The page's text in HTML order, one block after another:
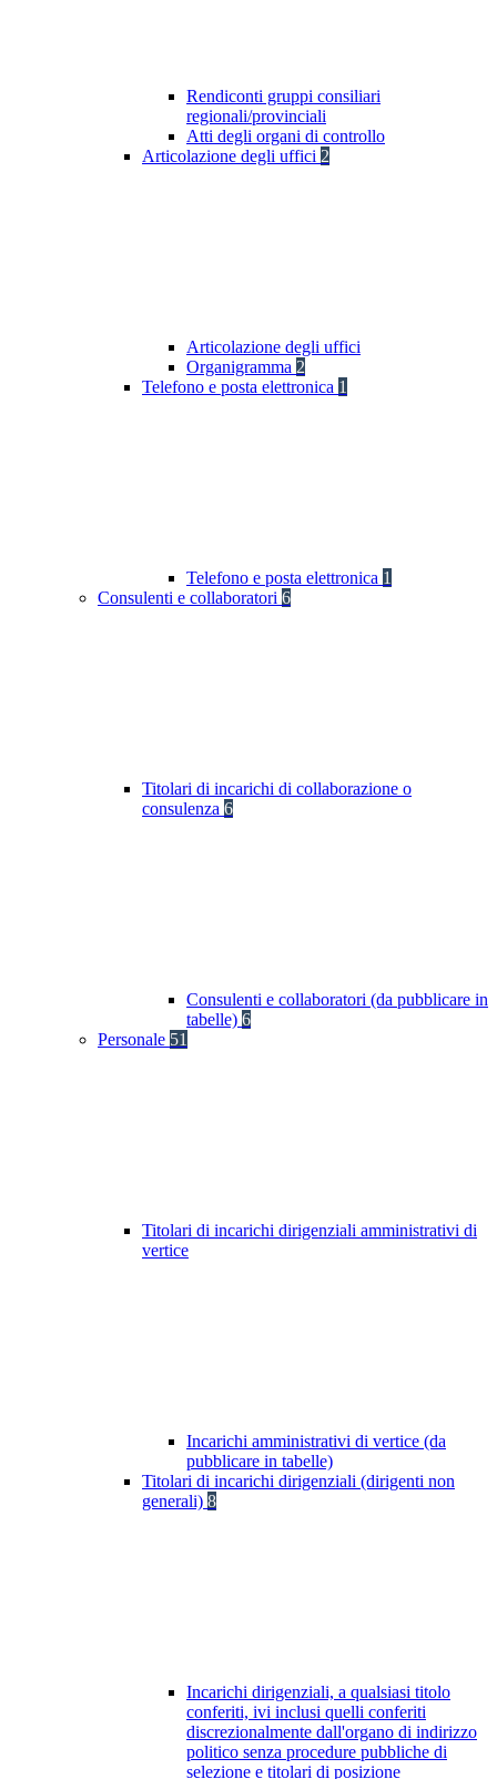
Rendiconti gruppi consiliari
regionali/provinciali
Atti degli organi di controllo
Articolazione degli uffici 2
Articolazione degli uffici
Organigramma 2
Telefono e posta elettronica 1
Telefono e posta elettronica 1
Consulenti e collaboratori 6
Titolari di incarichi di collaborazione o
consulenza 6
Consulenti e collaboratori (da pubblicare in
tabelle) 6
Personale 51
Titolari di incarichi dirigenziali amministrativi di
vertice
Incarichi amministrativi di vertice (da
pubblicare in tabelle)
Titolari di incarichi dirigenziali (dirigenti non
generali) 8
Incarichi dirigenziali, a qualsiasi titolo
conferiti, ivi inclusi quelli conferiti
discrezionalmente dall'organo di indirizzo
politico senza procedure pubbliche di
selezione e titolari di posizione